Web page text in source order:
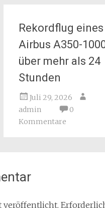
Rekordflug eines
Airbus A350-
über mehr als 24
Stunden
Juli 29, 2026
admin
0
Kommentare
veröffentlicht.